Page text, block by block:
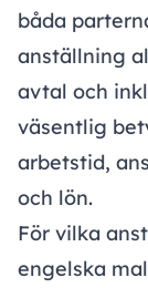
båda
anställning
avtal och
väsentlig
arbetstid,
och lön.
För vilka
engelska